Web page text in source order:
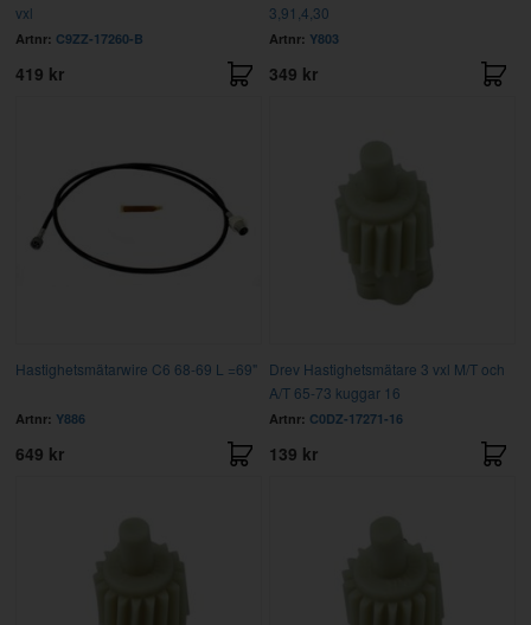
vxl
Artnr: C9ZZ-17260-B
419 kr
3,91,4,30
Artnr: Y803
349 kr
Hastighetsmätarwire C6 68-69 L =69"
Artnr: Y886
649 kr
Drev Hastighetsmätare 3 vxl M/T och
A/T 65-73 kuggar 16
Artnr: C0DZ-17271-16
139 kr